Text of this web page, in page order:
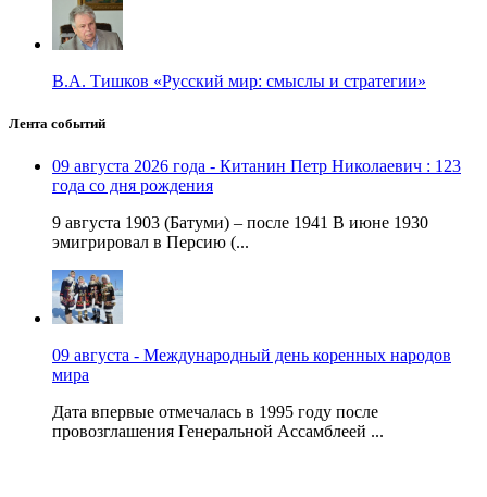
В.А. Тишков «Русский мир: смыслы и стратегии»
Лента событий
09 августа 2026 года - Китанин Петр Николаевич : 123
года со дня рождения
9 августа 1903 (Батуми) – после 1941 В июне 1930
эмигрировал в Персию (...
09 августа - Международный день коренных народов
мира
Дата впервые отмечалась в 1995 году после
провозглашения Генеральной Ассамблеей ...